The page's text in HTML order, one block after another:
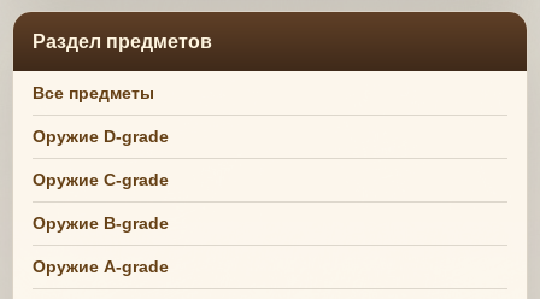
Раздел предметов
Все предметы
Оружие D-grade
Оружие C-grade
Оружие B-grade
Оружие A-grade